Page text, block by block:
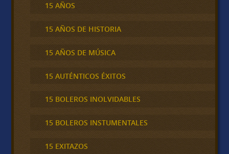
15 AÑOS
15 AÑOS DE HISTORIA
15 AÑOS DE MÚSICA
15 AUTÉNTICOS ÉXITOS
15 BOLEROS INOLVIDABLES
15 BOLEROS INSTUMENTALES
15 EXITAZOS